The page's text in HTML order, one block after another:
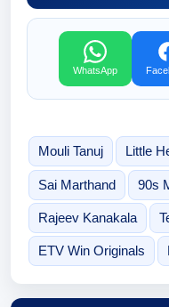
WhatsApp
Mouli Tanuj Little
Sai Marthand 90s
Rajeev Kanakala
ETV Win Originals